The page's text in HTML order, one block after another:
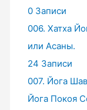
0 Записи
006. Хатха
или Асаны.
24 Записи
007. Йога
Йога Покоя